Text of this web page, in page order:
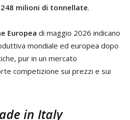
milioni di tonnellate.
Europea di maggio 2026 indicano
mondiale ed europea dopo
pur in un mercato
competizione sui prezzi e sui
in Italy